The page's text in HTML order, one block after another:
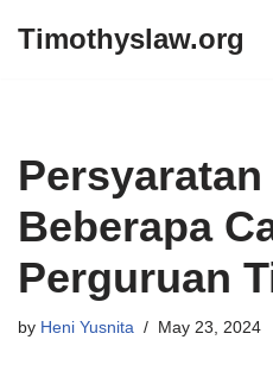
Timothyslaw.org
Persyaratan
Beberapa
Perguruan
by Heni Yusnita May 23, 2024